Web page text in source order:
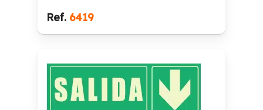
Ref. 6419